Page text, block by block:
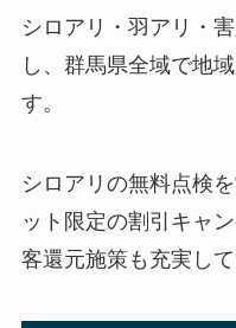
シロアリ・羽アリ・
し、群馬県全域で地
す。
シロアリの無料点検
ット限定の割引キャ
客還元施策も充実して